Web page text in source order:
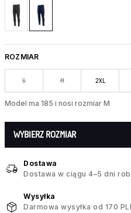
ROZMIAR
S M 2XL
Model ma 185 i nosi rozmiar M
WYBIERZ ROZMIAR
Dostawa
Dostawa w ciągu 4–5 dni
Wysyłka
Darmowa wysyłka od 170